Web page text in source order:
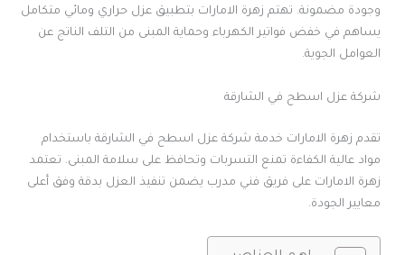
وجودة مضمونة. تهتم زهرة الامارات بتطبيق عزل حراري ومائي متكامل
يساهم في خفض فواتير الكهرباء وحماية المبنى من التلف الناتج عن
العوامل الجوية.
شركة عزل اسطح في الشارقة
تقدم زهرة الامارات خدمة شركة عزل اسطح في الشارقة باستخدام
مواد عالية الكفاءة تمنع التسربات وتحافظ على سلامة المبنى. تعتمد
زهرة الامارات على فريق فني مدرب يضمن تنفيذ العزل بدقة وفق أعلى
معايير الجودة.